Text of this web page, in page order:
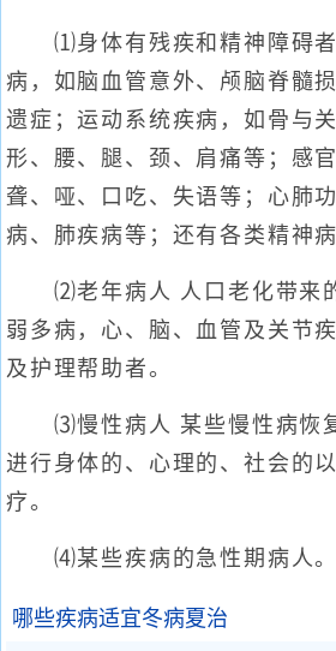
⑴身体有残疾和精神障碍者
病，如脑血管意外、颅脑脊髓
遗症；运动系统疾病，如骨与
形、腰、腿、颈、肩痛等；感
聋、哑、口吃、失语等；心肺
病、肺疾病等；还有各类精神病
⑵老年病人 人口老化带来
弱多病，心、脑、血管及关节
及护理帮助者。
⑶慢性病人 某些慢性病恢复
进行身体的、心理的、社会的
疗。
⑷某些疾病的急性期病人。
哪些疾病适宜冬病夏治